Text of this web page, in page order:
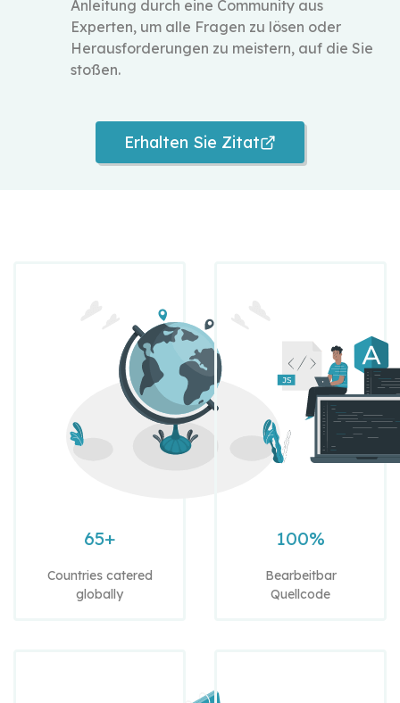
Anleitung durch eine Community aus
Experten, um alle Fragen zu lösen oder
Herausforderungen zu meistern, auf die Sie
stoßen.
Erhalten Sie Zitat
65+
Countries catered
globally
100%
Bearbeitbar
Quellcode